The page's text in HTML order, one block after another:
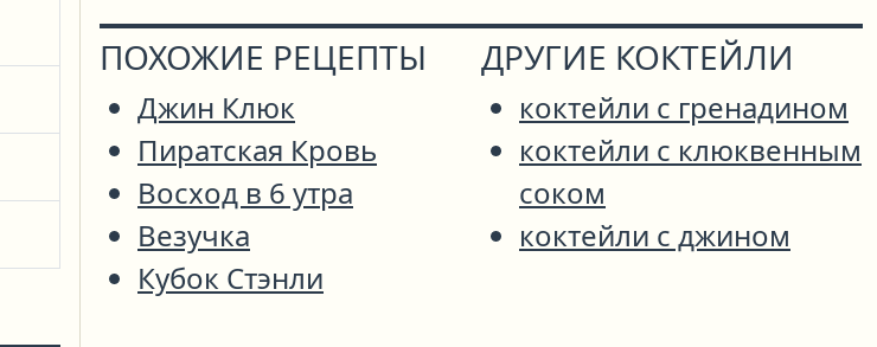
ПОХОЖИЕ РЕЦЕПТЫ
Джин Клюк
Пиратская Кровь
Восход в 6 утра
Везучка
Кубок Стэнли
ДРУГИЕ КОКТЕЙЛИ
коктейли с гренадином
коктейли с клюквенным
соком
коктейли с джином